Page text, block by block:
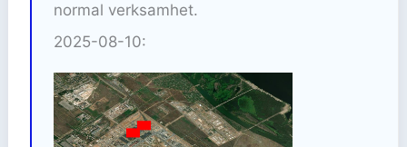
normal verksamhet.
2025-08-10: